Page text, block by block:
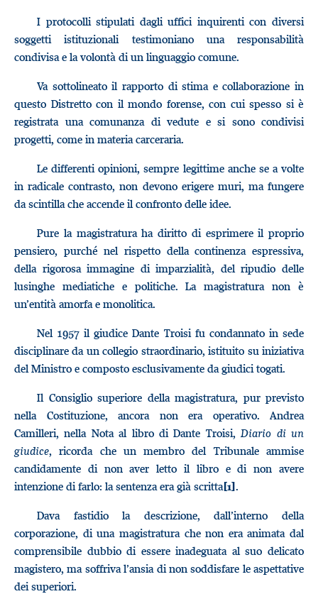
I protocolli stipulati dagli uffici inquirenti con diversi
soggetti istituzionali testimoniano una responsabilità
condivisa e la volontà di un linguaggio comune.
Va sottolineato il rapporto di stima e collaborazione in
questo Distretto con il mondo forense, con cui spesso si è
registrata una comunanza di vedute e si sono condivisi
progetti, come in materia carceraria.
Le differenti opinioni, sempre legittime anche se a volte
in radicale contrasto, non devono erigere muri, ma fungere
da scintilla che accende il confronto delle idee.
Pure la magistratura ha diritto di esprimere il proprio
pensiero, purché nel rispetto della continenza espressiva,
della rigorosa immagine di imparzialità, del ripudio delle
lusinghe mediatiche e politiche. La magistratura non è
un’entità amorfa e monolitica.
Nel 1957 il giudice Dante Troisi fu condannato in sede
disciplinare da un collegio straordinario, istituito su iniziativa
del Ministro e composto esclusivamente da giudici togati.
Il Consiglio superiore della magistratura, pur previsto
nella Costituzione, ancora non era operativo. Andrea
Camilleri, nella Nota al libro di Dante Troisi,Diario di un
giudice, ricorda che un membro del Tribunale ammise
candidamente di non aver letto il libro e di non avere
intenzione di farlo: la sentenza era già scritta[1].
Dava fastidio la descrizione, dall’interno della
corporazione, di una magistratura che non era animata dal
comprensibile dubbio di essere inadeguata al suo delicato
magistero, ma soffriva l’ansia di non soddisfare le aspettative
dei superiori.